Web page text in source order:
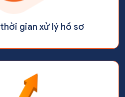
thời gian xử lý hồ sơ